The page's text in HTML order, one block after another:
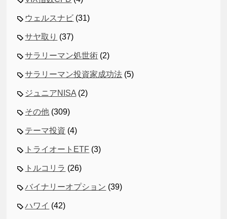
ウェルスナビ (31)
サヤ取り (37)
サラリーマン処世術 (2)
サラリーマン投資家成功法 (5)
ジュニアNISA (2)
その他 (309)
テーマ投資 (4)
トライオートETF (3)
トルコリラ (26)
バイナリーオプション (39)
ハワイ (42)